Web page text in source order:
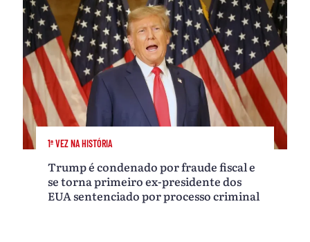
1ª VEZ NA HISTÓRIA
Trump é condenado por fraude fiscal e
se torna primeiro ex-presidente dos
EUA sentenciado por processo criminal